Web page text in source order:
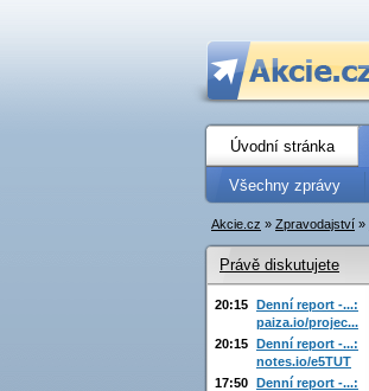
Úvodní stránka
Všechny zprávy
Akcie.cz » Zpravodajství »
Právě diskutujete
20:15 Denní report -...:
paiza.io/projec...
20:15 Denní report -...:
notes.io/e5TUT
17:50 Denní report -...: